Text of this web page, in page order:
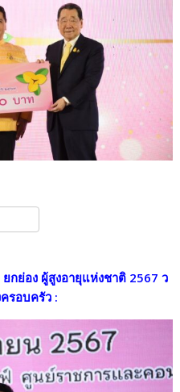
กย่อง ผู้สูงอายุแห่งชาติ 2567 ว
รอบครัว :